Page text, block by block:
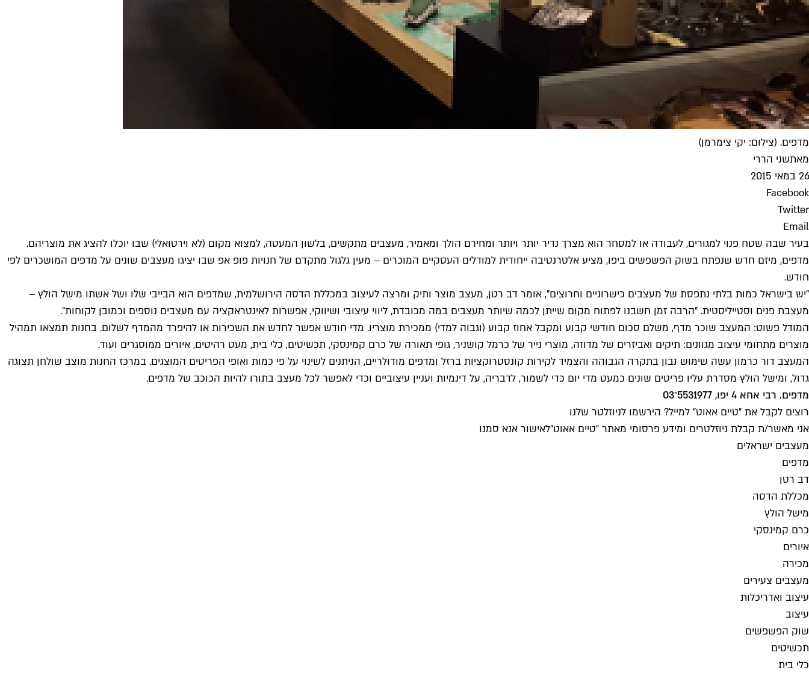
מדפים. (צילום: יקי צימרמן)
מאתשני הררי
26 במאי 2015
Facebook
Twitter
Email
בעיר שבה שטח פנוי למגורים, לעבודה או למסחר הוא מצרך נדיר יותר ויותר ומחירם הולך ומאמיר, מעצבים מתקשים, בלשון המעטה, למצוא מקום (לא וירטואלי) שבו יוכלו להציג את מוצריהם.
מדפים, מיזם חדש שנפתח בשוק הפשפשים ביפו, מציע אלטרנטיבה ייחודית למודלים העסקיים המוכרים – מעין גלגול מתקדם של חנויות פופ אפ שבו יציגו מעצבים שונים על מדפים המושכרים לפי
חודש.
"יש בישראל כמות בלתי נתפסת של מעצבים כישרוניים וחרוצים", אומר דב רטן, מעצב מוצר ותיק ומרצה לעיצוב במכללת הדסה הירושלמית, שמדפים הוא הבייבי שלו ושל אשתו מישל הולץ –
מעצבת פנים וסטייליסטית. "הרבה זמן חשבנו לפתוח מקום שייתן לכמה שיותר מעצבים במה מכובדת, ליווי עיצובי ושיווקי, אפשרות לאינטראקציה עם מעצבים נוספים וכמובן לקוחות".
המודל פשוט: המעצב שוכר מדף, משלם סכום חודשי קבוע ומקבל אחוז קבוע (וגבוה למדי) ממכירת מוצריו. מדי חודש אפשר לחדש את השכירות או להיפרד מהמדף לשלום. בחנות תמצאו תמהיל
מוצרים מתחומי עיצוב מגוונים: תיקים ואביזרים של מדוזה, מוצרי נייר של כרמל קושניר, גופי תאורה של כרם קמינסקי, תכשיטים, כלי בית, מעט רהיטים, איורים ממוסגרים ועוד.
המעצב דור כרמון עשה שימוש נבון בתקרה הגבוהה והצמיד לקירות קונסטרוקציות ברזל ומדפים מודולריים, הניתנים לשינוי על פי כמות ואופי הפריטים המוצגים. במרכז החנות מוצב שולחן תצוגה
גדול, ומישל הולץ מסדרת עליו פריטים שונים כמעט מדי יום כדי לשמור, לדבריה, על דינמיות ועניין עיצוביים וכדי לאפשר לכל מעצב בתורו להיות הכוכב של מדפים.
מדפים. רבי אחא 4 יפו, 5531977־03
רוצים לקבל את ״טיים אאוט״ למייל? הירשמו לניוזלטר שלנו
אני מאשר/ת קבלת ניוזלטרים ומידע פרסומי מאתר ״טיים אאוט״לאישור אנא סמנו
מעצבים ישראלים
מדפים
דב רטן
מכללת הדסה
מישל הולץ
כרם קמינסקי
איורים
מכירה
מעצבים צעירים
עיצוב ואדריכלות
עיצוב
שוק הפשפשים
תכשיטים
כלי בית